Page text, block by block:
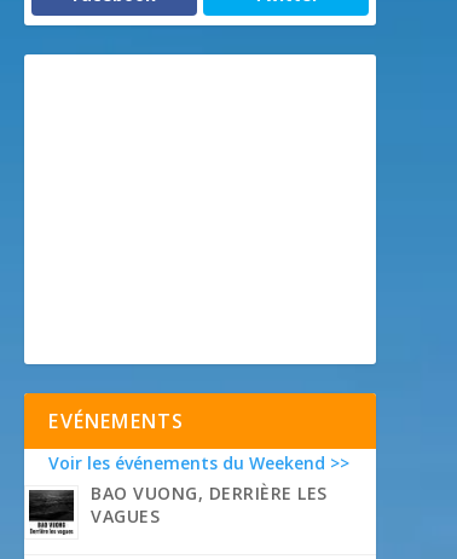
EVÉNEMENTS
Voir les événements du Weekend >>
BAO VUONG, DERRIÈRE LES
VAGUES